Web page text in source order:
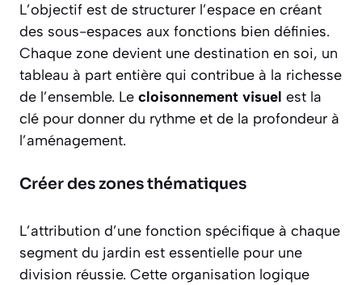
L’objectif est de structurer l’espace en créant
des sous-espaces aux fonctions bien définies.
Chaque zone devient une destination en soi, un
tableau à part entière qui contribue à la richesse
de l’ensemble. Le cloisonnement visuel est la
clé pour donner du rythme et de la profondeur à
l’aménagement.
Créer des zones thématiques
L’attribution d’une fonction spécifique à chaque
segment du jardin est essentielle pour une
division réussie. Cette organisation logique